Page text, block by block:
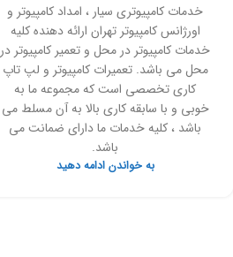
خدمات کامپیوتری سیار ، امداد کامپیوتر و
اورژانس کامپیوتر تهران ارائه دهنده کلیه
خدمات کامپیوتر در محل و تعمیر کامپیوتر در
محل می باشد. تعمیرات کامپیوتر و لپ تاپ
کاری تخصصی است که مجموعه ما به
خوبی و با سابقه کاری بالا به آن مسلط می
باشد ، کلیه خدمات ما دارای ضمانت می
باشد.
به خواندن ادامه دهید